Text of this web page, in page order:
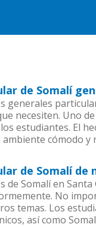
de Somalí
generales
necesiten. Uno
estudiantes. El
cómodo y
de Somalí de
de Somalí en
No
temas. Los
así como